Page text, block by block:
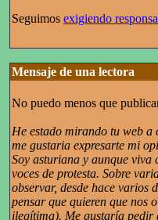
Seguimos exigiendo
Mensaje de una lectora
No puedo menos que
He estado mirando tu web a
me gustaria expresarte mi
Soy asturiana y aunque viva
voces de protesta. Sobre
observar, desde hace varios
pensar que quieren que nos
ilegítima). Me gustaría pedir